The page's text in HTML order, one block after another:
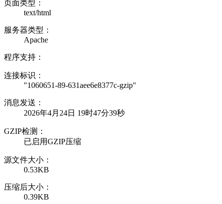
页面类型：
text/html
服务器类型：
Apache
程序支持：
连接标识：
"1060651-89-631aee6e8377c-gzip"
消息发送：
2026年4月24日 19时47分39秒
GZIP检测：
已启用GZIP压缩
源文件大小：
0.53KB
压缩后大小：
0.39KB